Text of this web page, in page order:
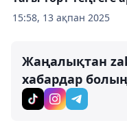
15:58, 13 ақпан 2025
Жаңалықтан
хабардар